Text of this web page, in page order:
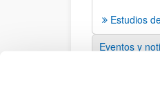
Estudios
Eventos y
Sugerencias